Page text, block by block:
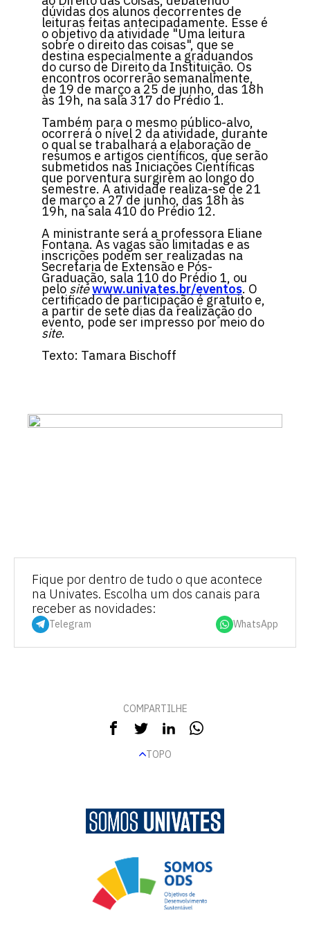
dúvidas dos alunos decorrentes de
leituras feitas antecipadamente. Esse é
o objetivo da atividade "Uma leitura
sobre o direito das coisas", que se
destina especialmente a graduandos
do curso de Direito da Instituição. Os
encontros ocorrerão semanalmente,
de 19 de março a 25 de junho, das 18h
às 19h, na sala 317 do Prédio 1.
Também para o mesmo público-alvo,
ocorrerá o nível 2 da atividade, durante
o qual se trabalhará a elaboração de
resumos e artigos científicos, que serão
submetidos nas Iniciações Científicas
que porventura surgirem ao longo do
semestre. A atividade realiza-se de 21
de março a 27 de junho, das 18h às
19h, na sala 410 do Prédio 12.
A ministrante será a professora Eliane
Fontana. As vagas são limitadas e as
inscrições podem ser realizadas na
Secretaria de Extensão e Pós-
Graduação, sala 110 do Prédio 1, ou
pelo sitewww.univates.br/eventos. O
certificado de participação é gratuito e,
a partir de sete dias da realização do
evento, pode ser impresso por meio do
site.
Texto: Tamara Bischoff
Fique por dentro de tudo o que acontece
na Univates. Escolha um dos canais para
receber as novidades:
Telegram WhatsApp
COMPARTILHE
TOPO